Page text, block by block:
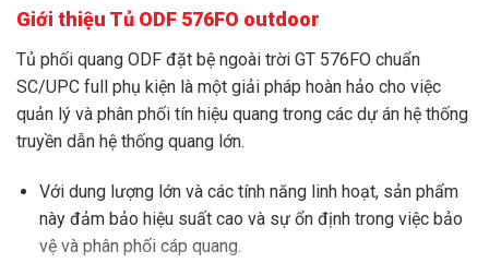
Giới thiệu Tủ ODF 576FO outdoor
Tủ phối quang ODF đặt bệ ngoài trời GT 576FO chuẩn
SC/UPC full phụ kiện là một giải pháp hoàn hảo cho việc
quản lý và phân phối tín hiệu quang trong các dự án hệ thống
truyền dẫn hệ thống quang lớn.
Với dung lượng lớn và các tính năng linh hoạt, sản phẩm
này đảm bảo hiệu suất cao và sự ổn định trong việc bảo
vệ và phân phối cáp quang.